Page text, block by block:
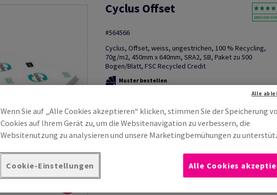
Cyclus Offset
#564566
Cyclus, Offset, weiss, ungestrichen, 100 % Recycling,
70g/m2, 450mm x 640mm, SRA2, SB, Paket zu 500
Bogen/Blatt, FSC Recycled Credit
Muster bestellen
Wenn Sie auf „Alle Cookies akzeptieren“ klicken, stimmen Sie der Speicherung
Cookies auf Ihrem Gerät zu, um die Websitenavigation zu verbessern, die
Websitenutzung zu analysieren und unsere Marketingbemühungen zu
Cookie-Einstellungen
Alle
Alle Cookies